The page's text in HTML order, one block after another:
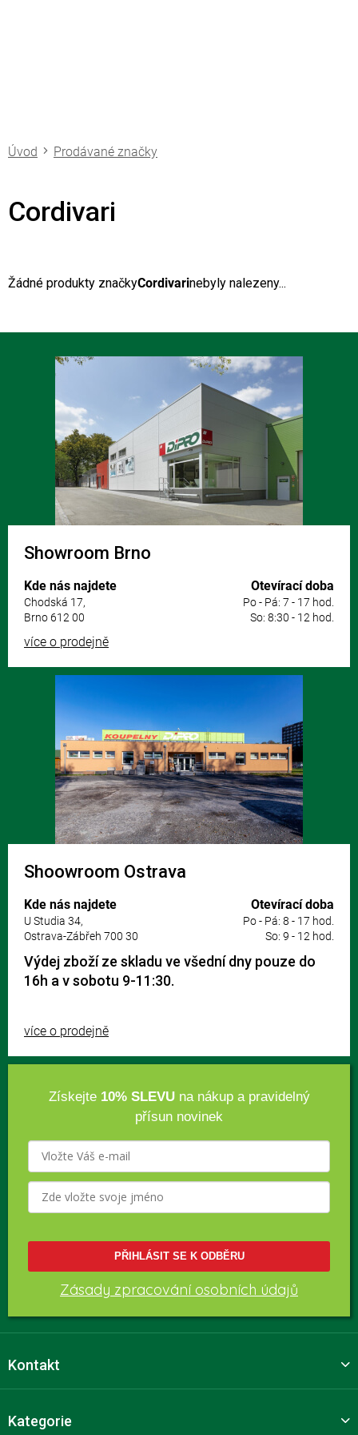
Prodávané značky
Cordivari
Žádné produkty značkyCordivarinebyly nalezeny...
Showroom Brno
Kde nás najdete
Chodská 17,
Brno 612 00
Otevírací doba
Po - Pá: 7 - 17 hod.
So: 8:30 - 12 hod.
více o prodejně
Shoowroom Ostrava
Kde nás najdete
U Studia 34,
Ostrava-Zábřeh 700 30
Otevírací doba
Po - Pá: 8 - 17 hod.
So: 9 - 12 hod.
Výdej zboží ze skladu ve všední dny pouze do
16h a v sobotu 9-11:30.
více o prodejně
Získejte 10% SLEVUna nákup a pravidelný
přísun novinek
PŘIHLÁSIT SE K ODBĚRU
Zásady zpracování osobních údajů
Kontakt
Kategorie